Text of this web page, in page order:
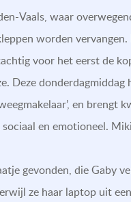
Vaals, waar
worden
voor het eerst de
Deze
en
sociaal en emotioneel.
gevonden, die Gaby
ze haar laptop uit